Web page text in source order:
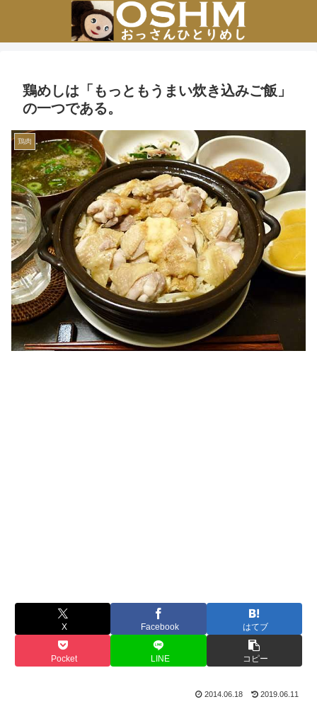
鶏めしは「もっともうまい炊き込みご飯」
の一つである。
鶏肉
X Facebook はてブ
Pocket LINE コピー
2014.06.18 2019.06.11